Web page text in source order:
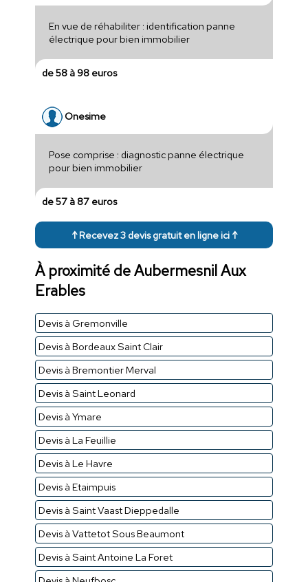
En vue de réhabiliter : identification panne
électrique pour bien immobilier
de 58 à 98 euros
Onesime
Pose comprise : diagnostic panne électrique
pour bien immobilier
de 57 à 87 euros
↑ Recevez 3 devis gratuit en ligne ici ↑
À proximité de Aubermesnil Aux
Erables
Devis à Gremonville
Devis à Bordeaux Saint Clair
Devis à Bremontier Merval
Devis à Saint Leonard
Devis à Ymare
Devis à La Feuillie
Devis à Le Havre
Devis à Etaimpuis
Devis à Saint Vaast Dieppedalle
Devis à Vattetot Sous Beaumont
Devis à Saint Antoine La Foret